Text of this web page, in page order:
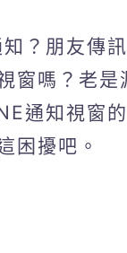
？朋友傳
窗嗎？老
通知視窗
困擾吧。